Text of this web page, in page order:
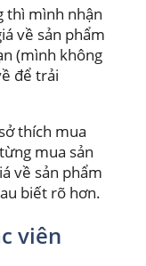
thì mình nhận
về sản phẩm
(mình không
để trải
thích mua
mua sản
về sản phẩm
biết rõ hơn.
viên